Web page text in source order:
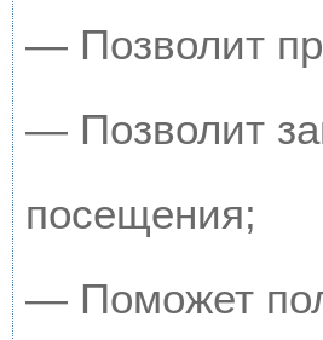
— Позволит
— Позволит
посещения;
— Поможет